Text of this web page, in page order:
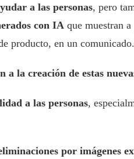
a las personas, pero
con IA que muestran a
producto, en un comunicado.
la creación de estas
a las personas,
por imágenes